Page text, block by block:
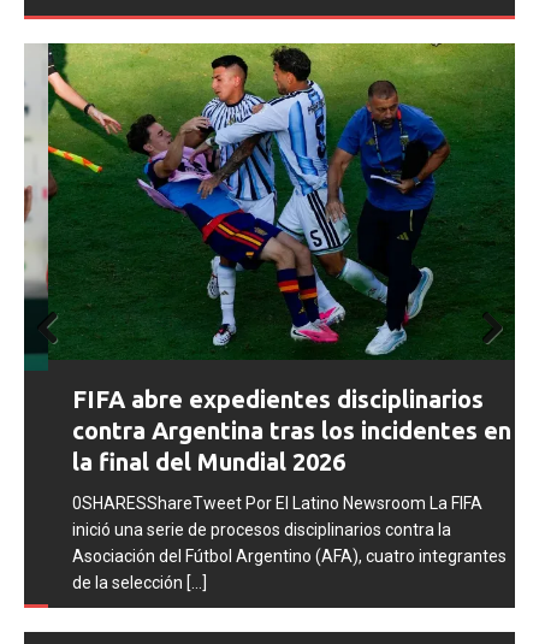
FIFA abre expedientes disciplinarios
contra Argentina tras los incidentes en
la final del Mundial 2026
0SHARESShareTweet Por El Latino Newsroom La FIFA
inició una serie de procesos disciplinarios contra la
Asociación del Fútbol Argentino (AFA), cuatro integrantes
de la selección[...]
Prev